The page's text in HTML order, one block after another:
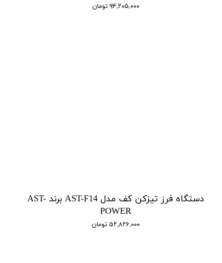
۹۴,۲۰۵,۰۰۰ تومان
دستگاه فرز تیزکن کف مدل AST-F14 برند AST-
POWER
۵۲,۸۲۶,۰۰۰ تومان